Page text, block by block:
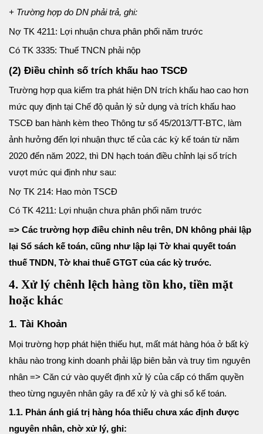
+ Trường hợp do DN phải trả, ghi:
Nợ TK 4211: Lợi nhuận chưa phân phối năm trước
Có TK 3335: Thuế TNCN phải nộp
(2) Điều chỉnh số trích khấu hao TSCĐ
Trường hợp qua kiểm tra phát hiện DN trích khấu hao cao hơn
mức quy định tại Chế độ quản lý sử dụng và trích khấu hao
TSCĐ ban hành kèm theo Thông tư số 45/2013/TT-BTC, làm
ảnh hưởng đến lợi nhuận thực tế của các kỳ kế toán từ năm
2020 đến năm 2022, thì DN hạch toán điều chỉnh lại số trích
vượt mức qui định như sau:
Nợ TK 214: Hao mòn TSCĐ
Có TK 4211: Lợi nhuận chưa phân phối năm trước
=> Các trường hợp điều chỉnh nêu trên, DN không phải lập
lại Sổ sách kế toán, cũng như lập lại Tờ khai quyết toán
thuế TNDN, Tờ khai thuế GTGT của các kỳ trước.
4. Xử lý chênh lệch hàng tồn kho, tiền mặt
hoặc khác
1. Tài Khoản
Mọi trường hợp phát hiện thiếu hụt, mất mát hàng hóa ở bất kỳ
khâu nào trong kinh doanh phải lập biên bản và truy tìm nguyên
nhân => Căn cứ vào quyết định xử lý của cấp có thẩm quyền
theo từng nguyên nhân gây ra để xử lý và ghi sổ kế toán.
1.1. Phản ánh giá trị hàng hóa thiếu chưa xác định được
nguyên nhân, chờ xử lý, ghi: